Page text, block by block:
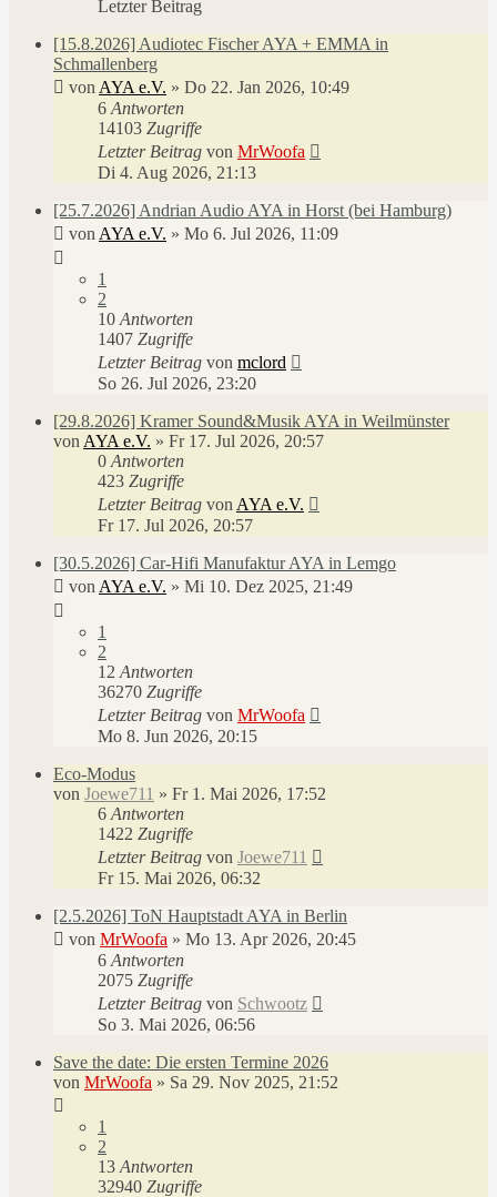
Letzter Beitrag
[15.8.2026] Audiotec Fischer AYA + EMMA in
Schmallenberg
von AYA e.V. » Do 22. Jan 2026, 10:49
6 Antworten
14103 Zugriffe
Letzter Beitrag von MrWoofa
Di 4. Aug 2026, 21:13
[25.7.2026] Andrian Audio AYA in Horst (bei Hamburg)
von AYA e.V. » Mo 6. Jul 2026, 11:09
1
2
10 Antworten
1407 Zugriffe
Letzter Beitrag von mclord
So 26. Jul 2026, 23:20
[29.8.2026] Kramer Sound&Musik AYA in Weilmünster
von AYA e.V. » Fr 17. Jul 2026, 20:57
0 Antworten
423 Zugriffe
Letzter Beitrag von AYA e.V.
Fr 17. Jul 2026, 20:57
[30.5.2026] Car-Hifi Manufaktur AYA in Lemgo
von AYA e.V. » Mi 10. Dez 2025, 21:49
1
2
12 Antworten
36270 Zugriffe
Letzter Beitrag von MrWoofa
Mo 8. Jun 2026, 20:15
Eco-Modus
von Joewe711 » Fr 1. Mai 2026, 17:52
6 Antworten
1422 Zugriffe
Letzter Beitrag von Joewe711
Fr 15. Mai 2026, 06:32
[2.5.2026] ToN Hauptstadt AYA in Berlin
von MrWoofa » Mo 13. Apr 2026, 20:45
6 Antworten
2075 Zugriffe
Letzter Beitrag von Schwootz
So 3. Mai 2026, 06:56
Save the date: Die ersten Termine 2026
von MrWoofa » Sa 29. Nov 2025, 21:52
1
2
13 Antworten
32940 Zugriffe